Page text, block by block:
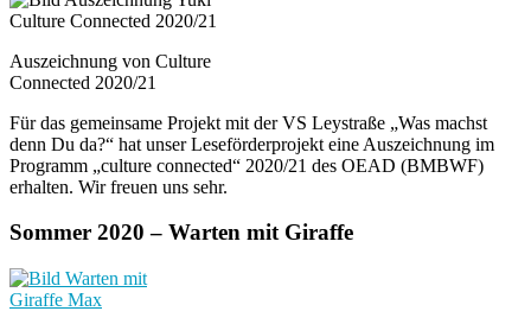
Auszeichnung von Culture
Connected 2020/21
Für das gemeinsame Projekt mit der VS Leystraße „Was machst
denn Du da?“ hat unser Leseförderprojekt eine Auszeichnung im
Programm „culture connected“ 2020/21 des OEAD (BMBWF)
erhalten. Wir freuen uns sehr.
Sommer 2020 – Warten mit Giraffe